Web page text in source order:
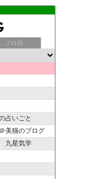
ブロ画
占いごと
美猫のブログ
九星気学